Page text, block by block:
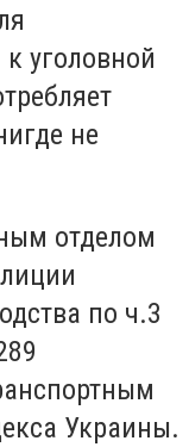
уголовной
не
отделом
по ч.3
Украины.